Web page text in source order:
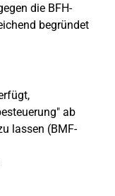
die BFH-
begründet
ab
lassen (BMF-